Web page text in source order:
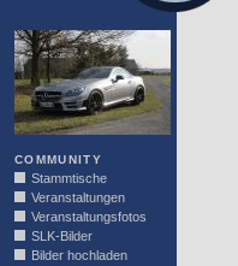
COMMUNITY
Stammtische
Veranstaltungen
Veranstaltungsfotos
SLK-Bilder
Bilder hochladen